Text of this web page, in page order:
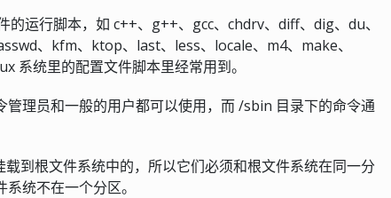
运行脚本，如 c++、g++、gcc、chdrv、diff、dig、du、
、kfm、ktop、last、less、locale、m4、make、
系统里的配置文件脚本里经常用到。
理员和一般的用户都可以使用，而 /sbin 目录下的命令通
到根文件系统中的，所以它们必须和根文件系统在同一分
统不在一个分区。